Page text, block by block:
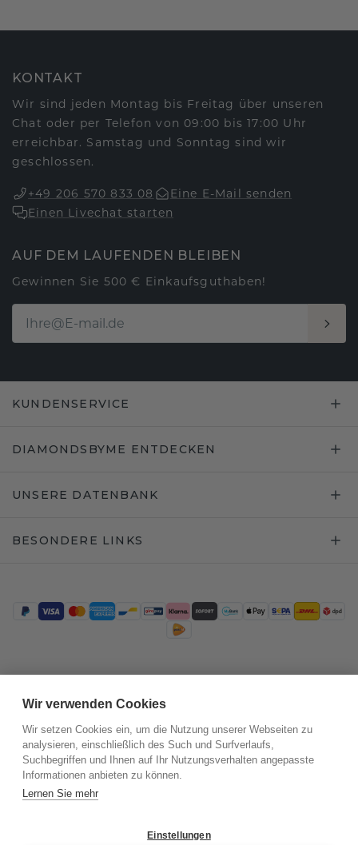
KONTAKT
Wir sind jeden Montag bis Freitag über unseren
Chat oder per Telefon von 09:00 bis 17:00 Uhr
erreichbar. Samstag und Sonntag sind wir
geschlossen.
+49 206 570 833 08
Eine E-Mail senden
Einen Livechat starten
AUF DEM LAUFENDEN BLEIBEN
Gewinnen Sie 500 € Einkaufsguthaben!
KUNDENSERVICE
DIAMONDSBYME ENTDECKEN
UNSERE DATENBANK
BESONDERE LINKS
Wir verwenden Cookies
Wir setzen Cookies ein, um die Nutzung unserer Webseiten zu
analysieren, einschließlich des Such und Surfverlaufs,
Suchbegriffen und Ihnen auf Ihr Nutzungsverhalten angepasste
Informationen anbieten zu können.
Lernen Sie mehr
Einstellungen